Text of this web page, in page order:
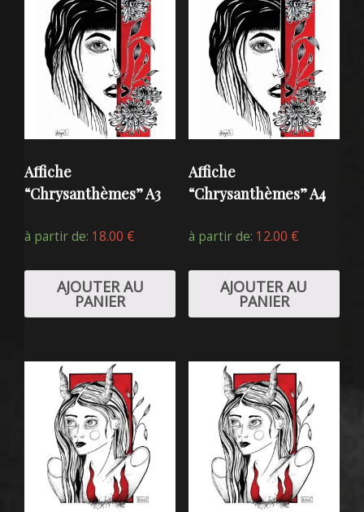
Affiche
“Chrysanthèmes” A3
à partir de: 18.00 €
AJOUTER AU
PANIER
Affiche
“Chrysanthèmes” A4
à partir de: 12.00 €
AJOUTER AU
PANIER